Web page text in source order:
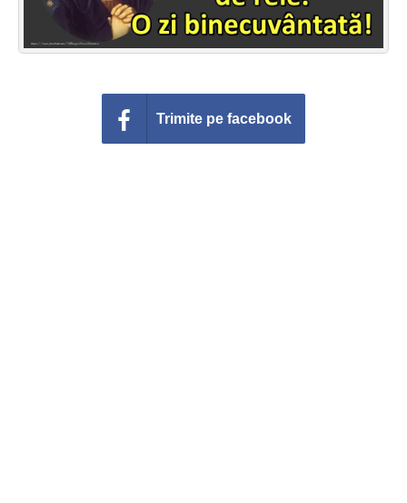
Felicitari animate
Invitatii personalizate
Trimite pe facebook